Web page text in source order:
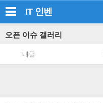
IT 인벤
오픈 이슈 갤러리
내글